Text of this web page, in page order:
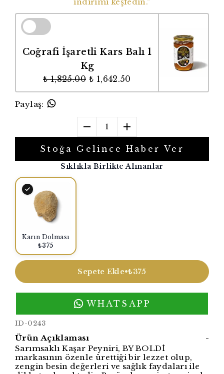
indirimi keşfedin."
Coğrafi İşaretli Kars Balı 1
Kg
₺ 1,825.00 ₺ 1,642.50
Paylaş:
1
Stoğa Gelince Haber Ver
Sıklıkla Birlikte Alınanlar
Karın Dolması
₺375
Sepete Ekle•₺375
WHATSAPP
ID-0243
Ürün Açıklaması
-
Sarımsaklı Kaşar Peyniri, BY BOLDİ
markasının özenle ürettiği bir lezzet olup,
zengin besin değerleri ve sağlık faydaları ile